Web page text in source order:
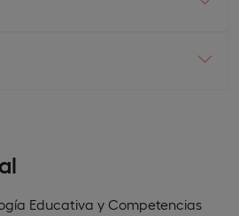
Educativa y Competencias